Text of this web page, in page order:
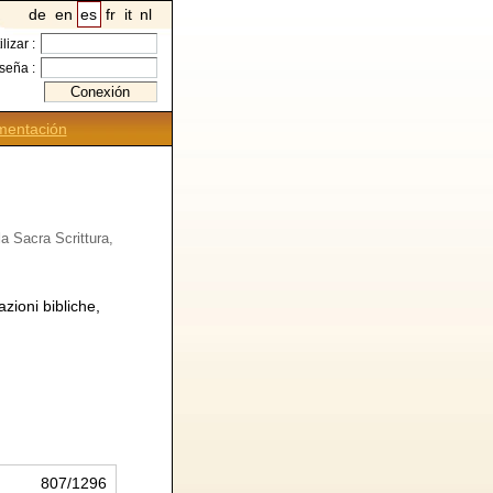
de en es fr it nl
:
:
Sacra Scrittura,
bibliche,
807/1296